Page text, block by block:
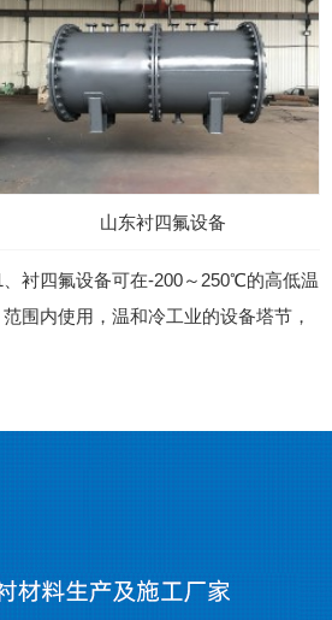
山东衬四氟设备
、衬四氟设备可在-200～250℃的高低温
范围内使用，温和冷工业的设备塔节，